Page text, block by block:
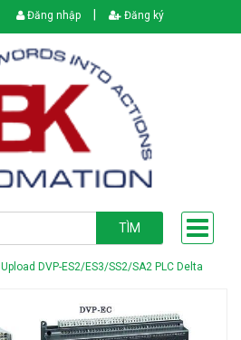
Đăng nhập Đăng ký
TÌM
Upload DVP-ES2/ES3/SS2/SA2 PLC Delta